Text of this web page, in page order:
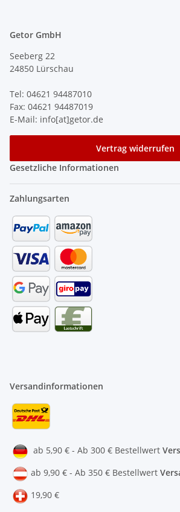
Getor GmbH
Seeberg 22
24850 Lürschau
Tel: 04621 94487010
Fax: 04621 94487019
E-Mail: info[at]getor.de
Vertrag widerrufen
Gesetzliche Informationen
Zahlungsarten
Versandinformationen
ab 5,90 € - Ab 300 € Bestellwert
ab 9,90 € - Ab 350 € Bestellwert
19,90 €